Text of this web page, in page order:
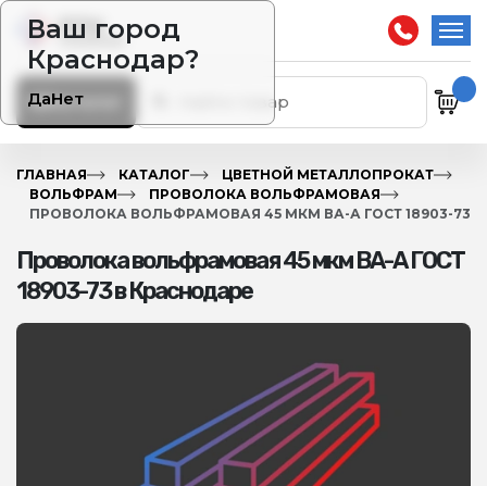
Ваш город
Краснодар?
ДаНет
Каталог
ГЛАВНАЯ КАТАЛОГ
ЦВЕТНОЙ МЕТАЛЛОПРОКАТ
ВОЛЬФРАМ
ПРОВОЛОКА ВОЛЬФРАМОВАЯ
ПРОВОЛОКА ВОЛЬФРАМОВАЯ 45 МКМ ВА-А ГОСТ 18903-73
Проволока вольфрамовая 45 мкм ВА-А ГОСТ
18903-73 в Краснодаре